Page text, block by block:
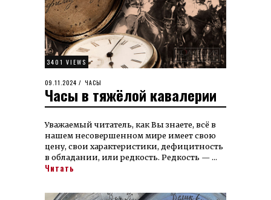
3401 VIEWS
POSTED
ON
09.11.2024 10.11.2024
ЧАСЫ
Часы в тяжёлой кавалерии
Уважаемый читатель, как Вы знаете, всё в
нашем не­со­вер­шен­ном ми­ре имеет свою
це­ну, свои ха­рак­те­рис­ти­ки, де­фи­цит­ность
в об­ла­да­нии, или ред­кость. Ред­кость — …
Читать